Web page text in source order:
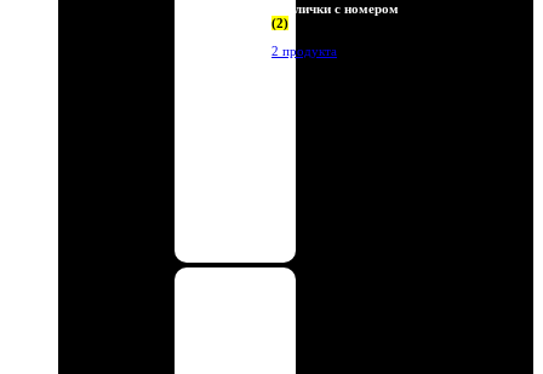
Таблички с номером
(2)
2 продукта